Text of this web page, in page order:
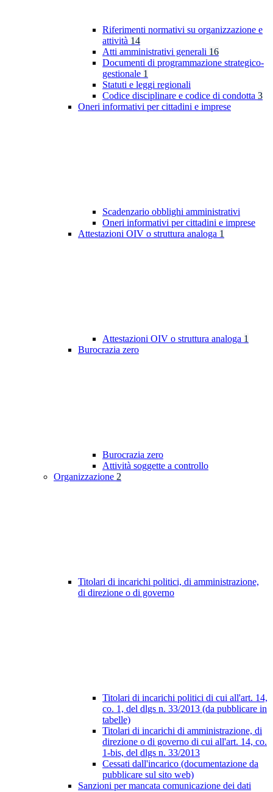
Riferimenti normativi su organizzazione e
attività 14
Atti amministrativi generali 16
Documenti di programmazione strategico-
gestionale 1
Statuti e leggi regionali
Codice disciplinare e codice di condotta 3
Oneri informativi per cittadini e imprese
Scadenzario obblighi amministrativi
Oneri informativi per cittadini e imprese
Attestazioni OIV o struttura analoga 1
Attestazioni OIV o struttura analoga 1
Burocrazia zero
Burocrazia zero
Attività soggette a controllo
Organizzazione 2
Titolari di incarichi politici, di amministrazione,
di direzione o di governo
Titolari di incarichi politici di cui all'art. 14,
co. 1, del dlgs n. 33/2013 (da pubblicare in
tabelle)
Titolari di incarichi di amministrazione, di
direzione o di governo di cui all'art. 14, co.
1-bis, del dlgs n. 33/2013
Cessati dall'incarico (documentazione da
pubblicare sul sito web)
Sanzioni per mancata comunicazione dei dati